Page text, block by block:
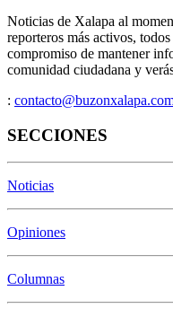
Noticias de Xalapa al
reporteros más activos,
compromiso de mantener
comunidad ciudadana y
:
SECCIONES
Noticias
Opiniones
Columnas